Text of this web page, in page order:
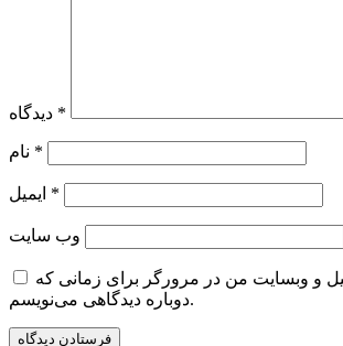
*
*
*
وب‌ سایت
و وبسایت من در مرورگر برای زمانی که
دوباره دیدگاهی می‌نویسم.